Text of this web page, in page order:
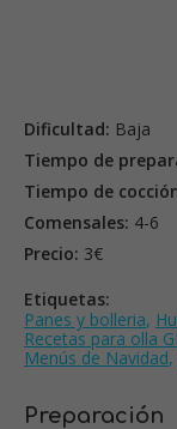
Dificultad: Baja
Tiempo de
Tiempo de
Comensales: 4-6
Precio: 3€
Etiquetas:
Panes y bolleria,
Recetas para olla
Menús de Navidad,
Preparación